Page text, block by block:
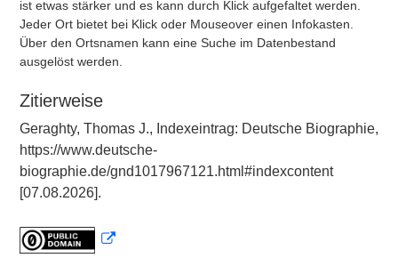
ist etwas stärker und es kann durch Klick aufgefaltet werden.
Jeder Ort bietet bei Klick oder Mouseover einen Infokasten.
Über den Ortsnamen kann eine Suche im Datenbestand
ausgelöst werden.
Zitierweise
Geraghty, Thomas J., Indexeintrag: Deutsche Biographie,
https://www.deutsche-
biographie.de/gnd1017967121.html#indexcontent
[07.08.2026].